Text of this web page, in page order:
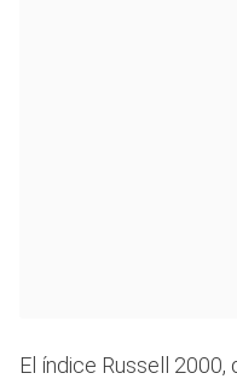
El índice Russell